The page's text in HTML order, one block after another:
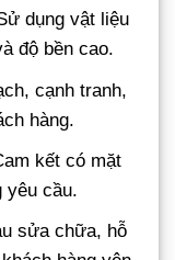
dụng vật liệu
độ bền cao.
cạnh tranh,
hàng.
kết có mặt
yêu cầu.
sửa chữa, hỗ